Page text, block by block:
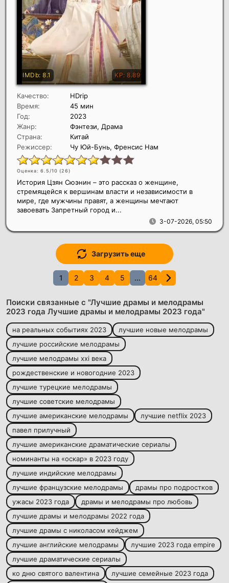
Качество:
HDrip
Время:
45 мин
Год:
2023
Жанр:
Фэнтези, Драма
Страна:
Китай
Режиссер:
Чу Юй-Бунь, Френсис Нам
Оценка: 6.5/10 (26)
3-07-2026, 05:50
История Цзян Сюэнин – это рассказ о женщине,
стремящейся к вершинам власти и независимости в
мире, где мужчины правят, а женщины мечтают
завоевать Запретный город и...
Загрузить еще
1 2 3 4 5 ... 64
Поиски связанные с "Лучшие драмы и мелодрамы
2023 года Лучшие драмы и мелодрамы 2023 года"
на реальных событиях 2023
лучшие новые мелодрамы
лучшие российские мелодрамы
лучшие мелодрамы xxi века
рождественские и новогодние 2023
лучшие турецкие мелодрамы
лучшие советские мелодрамы
лучшие американские мелодрамы
лучшие netflix 2023
павел прилучный
лучшие американские драматические сериалы
номинанты на «оскар» в 2023 году
лучшие индийские мелодрамы
лучшие французские мелодрамы
драмы про подростков
ужасы 2023 года
драмы и мелодрамы про любовь
лучшие драмы и мелодрамы 2022 года
лучшие драмы с николасом кейджем
лучшие английские мелодрамы
лучшие 2023 года empire
лучшие драматические сериалы
ко дню святого валентина
лучшие семейные 2023 года